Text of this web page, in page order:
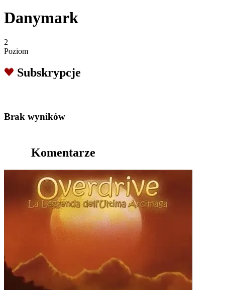
Danymark
2
Poziom
Subskrypcje
Brak wyników
Komentarze